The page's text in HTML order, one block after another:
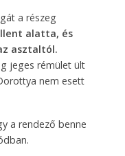
a részeg
alatta, és
asztaltól.
jeges rémület ült
nem esett
a rendező benne